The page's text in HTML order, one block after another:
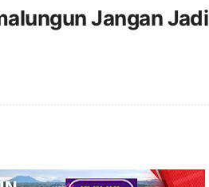
Jangan Jadi